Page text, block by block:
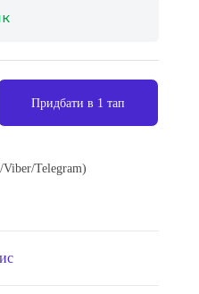
Придбати в 1 тап
Telegram)